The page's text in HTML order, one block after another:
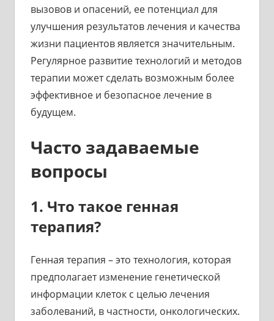
вызовов и опасений, ее потенциал для
улучшения результатов лечения и качества
жизни пациентов является значительным.
Регулярное развитие технологий и методов
терапии может сделать возможным более
эффективное и безопасное лечение в
будущем.
Часто задаваемые
вопросы
1. Что такое генная
терапия?
Генная терапия – это технология, которая
предполагает изменение генетической
информации клеток с целью лечения
заболеваний, в частности, онкологических.